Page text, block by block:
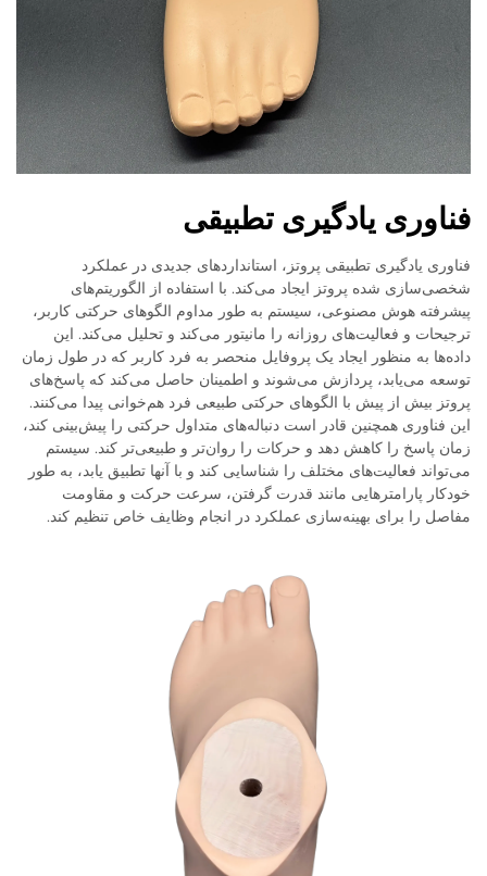
فناوری یادگیری تطبیقی
فناوری یادگیری تطبیقی پروتز، استانداردهای جدیدی در عملکرد
شخصی‌سازی شده پروتز ایجاد می‌کند. با استفاده از الگوریتم‌های
پیشرفته هوش مصنوعی، سیستم به طور مداوم الگوهای حرکتی کاربر،
ترجیحات و فعالیت‌های روزانه را مانیتور می‌کند و تحلیل می‌کند. این
داده‌ها به منظور ایجاد یک پروفایل منحصر به فرد کاربر که در طول زمان
توسعه می‌یابد، پردازش می‌شوند و اطمینان حاصل می‌کند که پاسخ‌های
پروتز بیش از پیش با الگوهای حرکتی طبیعی فرد هم‌خوانی پیدا می‌کنند.
این فناوری همچنین قادر است دنباله‌های متداول حرکتی را پیش‌بینی کند،
زمان پاسخ را کاهش دهد و حرکات را روان‌تر و طبیعی‌تر کند. سیستم
می‌تواند فعالیت‌های مختلف را شناسایی کند و با آنها تطبیق یابد، به طور
خودکار پارامترهایی مانند قدرت گرفتن، سرعت حرکت و مقاومت
مفاصل را برای بهینه‌سازی عملکرد در انجام وظایف خاص تنظیم کند.